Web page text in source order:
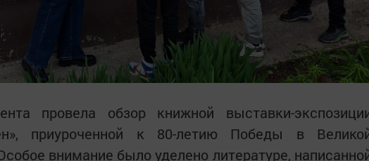
провела обзор книжной выставки-
приуроченной к 80-летию Победы в
внимание было уделено литературе,